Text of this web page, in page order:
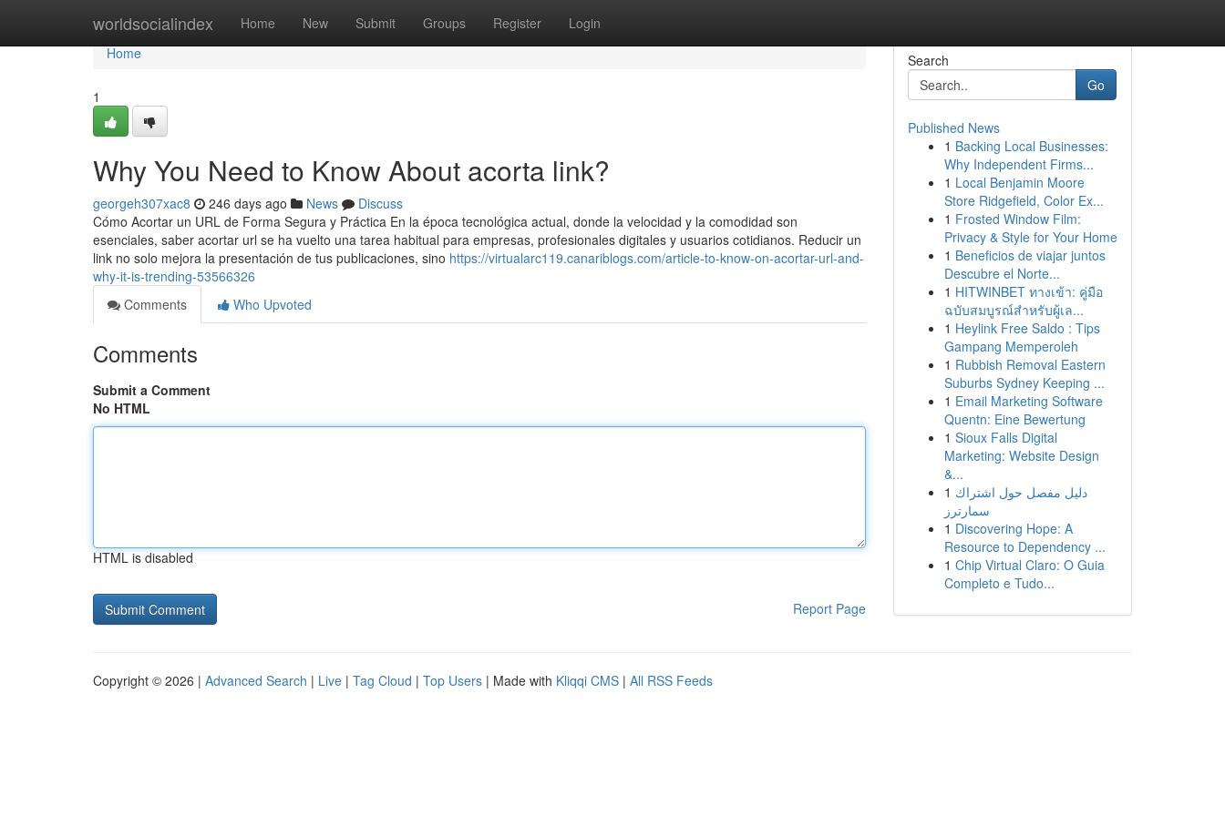
worldsocialindex Home New Submit Groups Register Login
Home
Home
1
Why You Need to Know About acorta link?
georgeh307xac8 246 days ago News
Discuss
Cómo Acortar un URL de Forma Segura y Práctica En la época tecnológica actual, donde la velocidad y la comodidad son
esenciales, saber acortar url se ha vuelto una tarea habitual para empresas, profesionales digitales y usuarios cotidianos. Reducir un
link no solo mejora la presentación de tus publicaciones, sino https://virtualarc119.canariblogs.com/article-to-know-on-acortar-url-and-
why-it-is-trending-53566326
Comments
Who Upvoted
Comments
Submit a Comment
No HTML
HTML is disabled
Report Page
Search
Go
Published News
1 Backing Local Businesses:
Why Independent Firms...
1 Local Benjamin Moore
Store Ridgefield, Color Ex...
1 Frosted Window Film:
Privacy & Style for Your Home
1 Beneficios de viajar juntos
Descubre el Norte...
1 HITWINBET ทางเข้า: คู่มือ
ฉบับสมบูรณ์สำหรับผู้เล...
1 Heylink Free Saldo : Tips
Gampang Memperoleh
1 Rubbish Removal Eastern
Suburbs Sydney Keeping ...
1 Email Marketing Software
Quentn: Eine Bewertung
1 Sioux Falls Digital
Marketing: Website Design
&...
1 دليل مفصل حول اشتراك
سمارترز
1 Discovering Hope: A
Resource to Dependency ...
1 Chip Virtual Claro: O Guia
Completo e Tudo...
Copyright © 2026 | Advanced Search | Live | Tag Cloud | Top Users | Made with Kliqqi CMS | All RSS Feeds